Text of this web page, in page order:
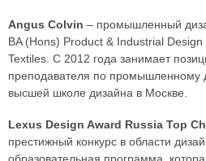
Angus Colvin – промышленный
BA (Hons) Product & Industrial
Textiles. C 2012 года занимает
преподавателя по промышленному
высшей школе дизайна в Москве.
Lexus Design Award Russia Top
престижный конкурс в области